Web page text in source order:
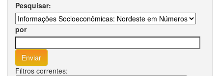
Pesquisar:
por
Filtros correntes: